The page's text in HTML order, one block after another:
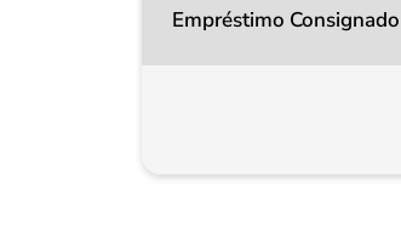
Empréstimo Consignado